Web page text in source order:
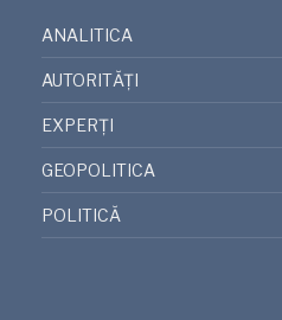
ANALITICA
AUTORITĂȚI
EXPERȚI
GEOPOLITICA
POLITICĂ